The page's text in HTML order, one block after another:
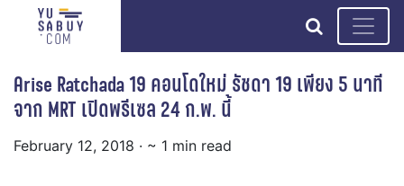
search
Arise Ratchada 19 คอนโดใหม่ รัชดา 19 เพียง 5 นาที
จาก MRT เปิดพรีเซล 24 ก.พ. นี้
February 12, 2018 · ~ 1 min read